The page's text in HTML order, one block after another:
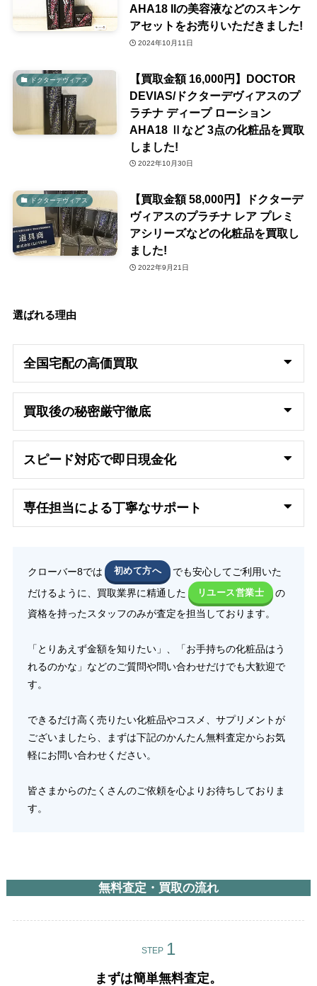
AHA18 IIの美容液などのスキンケ
アセットをお売りいただきました!
2024年10月11日
ドクターデヴィアス
【買取金額 16,000円】DOCTOR
DEVIAS/ドクターデヴィアスのプ
ラチナ ディープ ローション
AHA18 Ⅱなど 3点の化粧品を買取
しました!
2022年10月30日
ドクターデヴィアス
【買取金額 58,000円】ドクターデ
ヴィアスのプラチナ レア プレミ
アシリーズなどの化粧品を買取し
ました!
2022年9月21日
選ばれる理由
全国宅配の高価買取
買取後の秘密厳守徹底
スピード対応で即日 現金化
専任担当による丁寧なサポート
クローバー8では 初めて方へ
でも安心してご利用いた
だけるように、買取業界に精通した
リユース営業士
の
資格を持ったスタッフのみが査定を担当しております。
「とりあえず金額を知りたい」、「お手持ちの化粧品はう
れるのかな」などのご質問や問い合わせだけでも大歓迎で
す。
できるだけ高く売りたい化粧品やコスメ、サプリメントが
ございましたら、まずは下記のかんたん無料査定からお気
軽にお問い合わせください。
皆さまからのたくさんのご依頼を心よりお待ちしておりま
す。
無料査定・買取の流れ
STEP
まずは簡単無料査定。